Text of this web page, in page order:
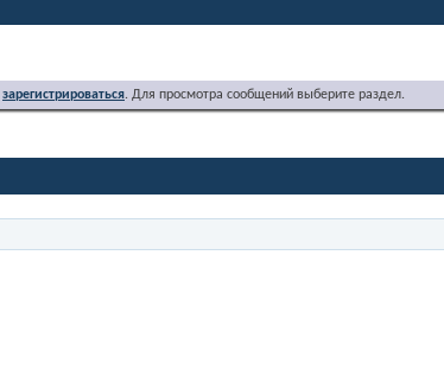
зарегистрироваться. Для просмотра сообщений выберите раздел.